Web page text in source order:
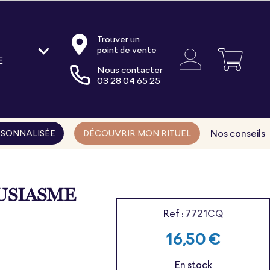
Trouver un
point de vente
Nous contacter
03 28 04 65 25
Nos conseils
DÉCOUVRIR MON RITUEL
Ref :7721CQ
16,50 €
En stock